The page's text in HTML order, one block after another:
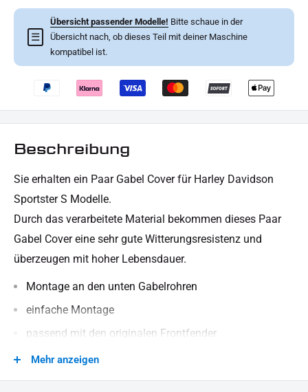
☰
Übersicht passender Modelle! Bitte schaue in der
Übersicht nach, ob dieses Teil mit deiner Maschine
kompatibel ist.
Beschreibung
Sie erhalten ein Paar Gabel Cover für Harley Davidson
Sportster S Modelle.
Durch das verarbeitete Material bekommen dieses Paar
Gabel Cover eine sehr gute Witterungsresistenz und
überzeugen mit hoher Lebensdauer.
Montage an den unten Gabelrohren
einfache Montage
passend mit den originalen Frontfender
die originalen Reflektoren am Frontfender bleiben
Mehr anzeigen